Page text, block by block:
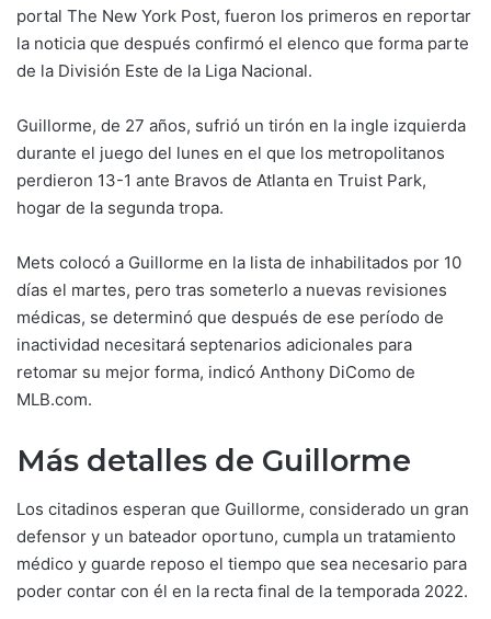
portal The New York Post, fueron los primeros en reportar
la noticia que después confirmó el elenco que forma parte
de la División Este de la Liga Nacional.
Guillorme, de 27 años, sufrió un tirón en la ingle izquierda
durante el juego del lunes en el que los metropolitanos
perdieron 13-1 ante Bravos de Atlanta en Truist Park,
hogar de la segunda tropa.
Mets colocó a Guillorme en la lista de inhabilitados por 10
días el martes, pero tras someterlo a nuevas revisiones
médicas, se determinó que después de ese período de
inactividad necesitará septenarios adicionales para
retomar su mejor forma, indicó Anthony DiComo de
MLB.com.
Más detalles de Guillorme
Los citadinos esperan que Guillorme, considerado un gran
defensor y un bateador oportuno, cumpla un tratamiento
médico y guarde reposo el tiempo que sea necesario para
poder contar con él en la recta final de la temporada 2022.